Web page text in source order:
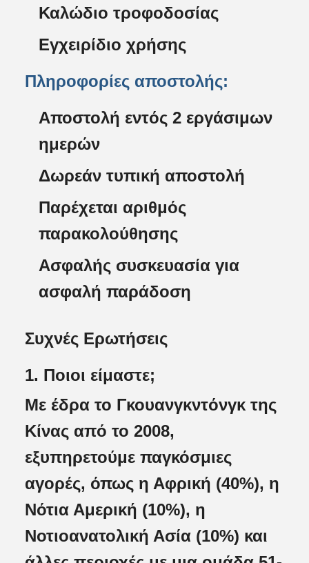
Καλώδιο τροφοδοσίας
Εγχειρίδιο χρήσης
Πληροφορίες αποστολής:
Αποστολή εντός 2 εργάσιμων
ημερών
Δωρεάν τυπική αποστολή
Παρέχεται αριθμός
παρακολούθησης
Ασφαλής συσκευασία για
ασφαλή παράδοση
Συχνές Ερωτήσεις
1. Ποιοι είμαστε;
Με έδρα το Γκουανγκντόνγκ της
Κίνας από το 2008,
εξυπηρετούμε παγκόσμιες
αγορές, όπως η Αφρική (40%), η
Νότια Αμερική (10%), η
Νοτιοανατολική Ασία (10%) και